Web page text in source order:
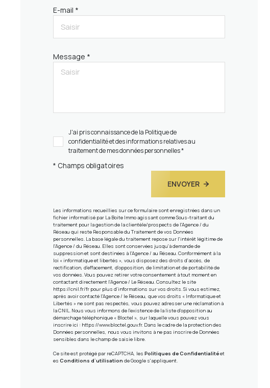
E-mail *
Message *
J'ai pris connaissance de la Politique de
confidentialité et des informations relatives au
traitement de mes données personnelles *
* Champs obligatoires
ENVOYER
Les informations recueillies sur ce formulaire sont enregistrées dans un
fichier informatisé par La Boite Immo agissant comme Sous-traitant du
traitement pour la gestion de la clientèle/prospects de l'Agence / du
Réseau qui reste Responsable du Traitement de vos Données
personnelles. La base légale du traitement repose sur l'intérêt légitime de
l'Agence / du Réseau. Elles sont conservées jusqu'à demande de
suppression et sont destinées à l'Agence / au Réseau. Conformément à la
loi « informatique et libertés », vous disposez des droits d’accès, de
rectification, d’effacement, d’opposition, de limitation et de portabilité de
vos données. Vous pouvez retirer votre consentement à tout moment en
contactant directement l’Agence / Le Réseau. Consultez le site
https://cnil.fr/frpour plus d’informations sur vos droits. Si vous estimez,
après avoir contacté l'Agence / le Réseau, que vos droits « Informatique et
Libertés » ne sont pas respectés, vous pouvez adresser une réclamation à
la CNIL. Nous vous informons de l’existence de la liste d'opposition au
démarchage téléphonique « Bloctel », sur laquelle vous pouvez vous
inscrire ici : https://www.bloctel.gouv.fr. Dans le cadre de la protection des
Données personnelles, nous vous invitons à ne pas inscrire de Données
sensibles dans le champ de saisie libre.
Ce site est protégé par reCAPTCHA, les Politiques de Confidentialitéet
es Conditions d'utilisation de Google s'appliquent.